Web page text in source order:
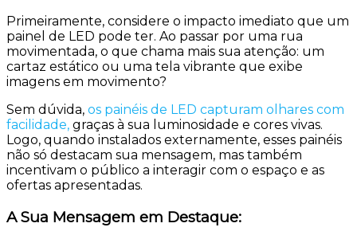
Primeiramente, considere o impacto imediato que um
painel de LED pode ter. Ao passar por uma rua
movimentada, o que chama mais sua atenção: um
cartaz estático ou uma tela vibrante que exibe
imagens em movimento?
Sem dúvida, os painéis de LED capturam olhares com
facilidade, graças à sua luminosidade e cores vivas.
Logo, quando instalados externamente, esses painéis
não só destacam sua mensagem, mas também
incentivam o público a interagir com o espaço e as
ofertas apresentadas.
A Sua Mensagem em Destaque: